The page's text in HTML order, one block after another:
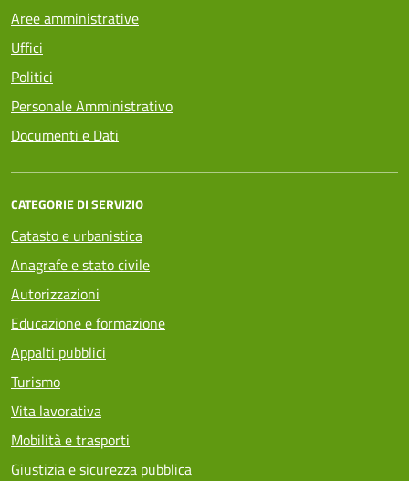
Aree amministrative
Uffici
Politici
Personale Amministrativo
Documenti e Dati
CATEGORIE DI SERVIZIO
Catasto e urbanistica
Anagrafe e stato civile
Autorizzazioni
Educazione e formazione
Appalti pubblici
Turismo
Vita lavorativa
Mobilità e trasporti
Giustizia e sicurezza pubblica